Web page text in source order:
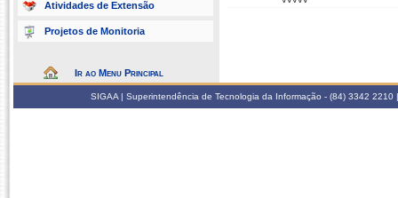
Atividades de Extensão
Projetos de Monitoria
Ir ao Menu Principal
SIGAA | Superintendência de Tecnologia da Informação - (84) 3342